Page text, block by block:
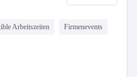
Arbeitszeiten Firmenevents